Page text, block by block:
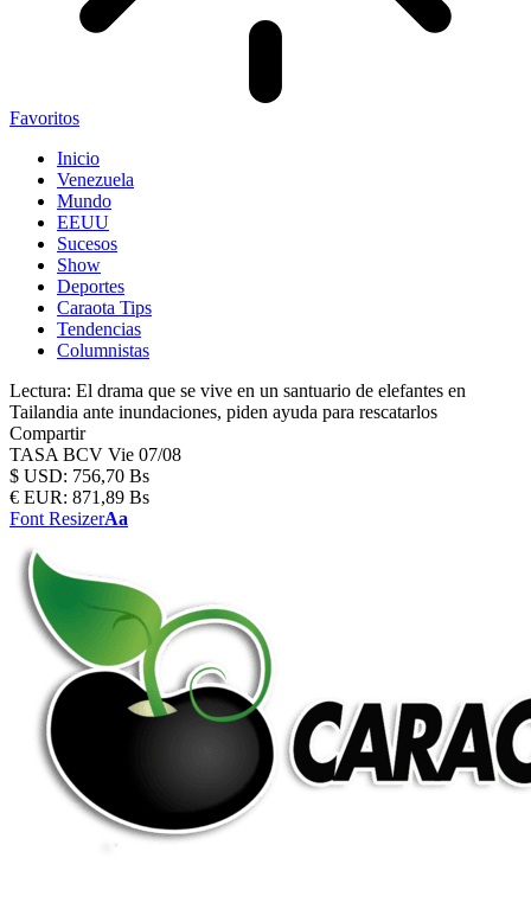
Favoritos
Inicio
Venezuela
Mundo
EEUU
Sucesos
Show
Deportes
Caraota Tips
Tendencias
Columnistas
Lectura: El drama que se vive en un santuario de elefantes en
Tailandia ante inundaciones, piden ayuda para rescatarlos
Compartir
TASA BCV Vie 07/08
$ USD: 756,70 Bs
€ EUR: 871,89 Bs
Font ResizerAa